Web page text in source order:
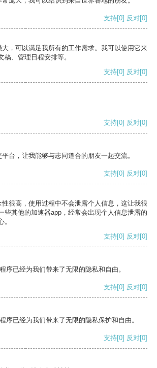
支持[0] 反对[0]
，可以满足我所有的工作需求。我可以使用它来
稿、管理日程安排等。
支持[0] 反对[0]
支持[0] 反对[0]
台，让我能够与志同道合的朋友一起交流。
支持[0] 反对[0]
很高，使用过程中不会泄露个人信息，这让我很
些其他的加速器app，经常会出现个人信息泄露的
支持[0] 反对[0]
序已经为我们带来了无限的隐私和自由。
支持[0] 反对[0]
序已经为我们带来了无限的隐私保护和自由。
支持[0] 反对[0]